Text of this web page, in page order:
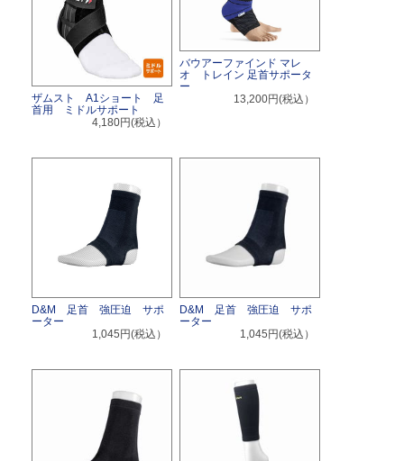
ザムスト A1ショート 足
首用 ミドルサポート
4,180円(税込）
バウアーファインド マレ
オ トレイン 足首サポータ
ー
13,200円(税込）
D&M 足首 強圧迫 サポ
ーター
1,045円(税込）
D&M 足首 強圧迫 サポ
ーター
1,045円(税込）